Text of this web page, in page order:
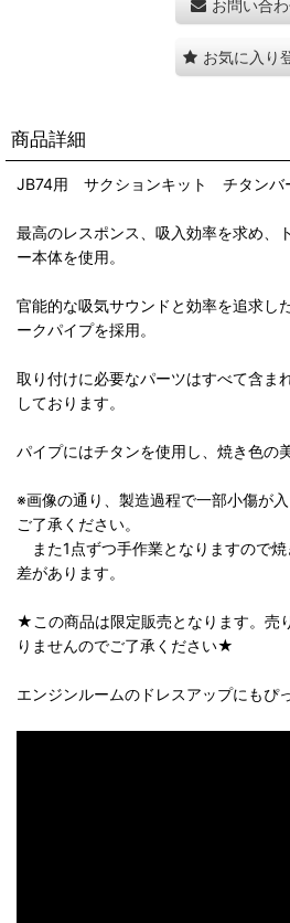
お問い合
お気に入り
商品詳細
JB74用 サクションキット チタンバ
最高のレスポンス、吸入効率を求め、
ー本体を使用。
官能的な吸気サウンドと効率を追求し
ークパイプを採用。
取り付けに必要なパーツはすべて含ま
しております。
パイプにはチタンを使用し、焼き色の
※画像の通り、製造過程で一部小傷が
ご了承ください。
また1点ずつ手作業となりますので
差があります。
★この商品は限定販売となります。売
りませんのでご了承ください★
エンジンルームのドレスアップにもぴ